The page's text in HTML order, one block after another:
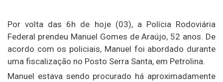
Por volta das 6h de hoje (03), a Polícia Rodoviária
Federal prendeu Manuel Gomes de Araújo, 52 anos. De
acordo com os policiais, Manuel foi abordado durante
uma fiscalização no Posto Serra Santa, em Petrolina.
Manuel estava sendo procurado há aproximadamente